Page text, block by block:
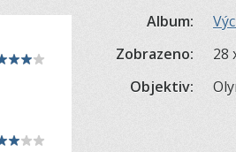
Album:
Zobrazeno:
28
Objektiv: